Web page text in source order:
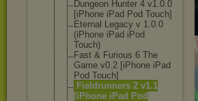
Dungeon Hunter 4 v1.0.0
[iPhone iPad Pod Touch]
Eternal Legacy v 1.0.0
(iPhone iPad iPod
Touch)
Fast & Furious 6 The
Game v0.2 [iPhone iPad
Pod Touch]
Fieldrunners 2 v1.1
[iPhone iPad Pod